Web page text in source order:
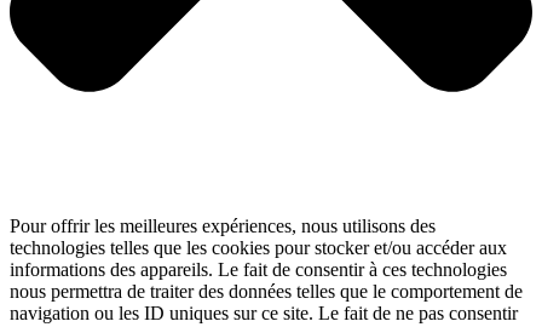
Pour offrir les meilleures expériences, nous utilisons des
technologies telles que les cookies pour stocker et/ou accéder aux
informations des appareils. Le fait de consentir à ces technologies
nous permettra de traiter des données telles que le comportement de
navigation ou les ID uniques sur ce site. Le fait de ne pas consentir